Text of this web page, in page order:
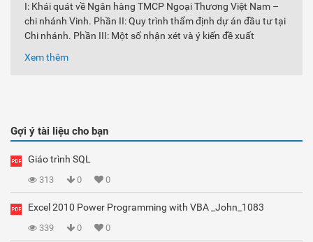
I: Khái quát về Ngân hàng TMCP Ngoại Thương Việt Nam –
chi nhánh Vinh. Phần II: Quy trình thẩm định dự án đầu tư tại
Chi nhánh. Phần III: Một số nhận xét và ý kiến đề xuất
Xem thêm
Gợi ý tài liệu cho bạn
Giáo trình SQL
313 0 0
Excel 2010 Power Programming with VBA _John_1083
339 0 0